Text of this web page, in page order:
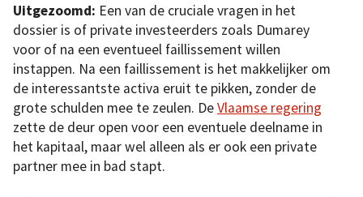
Uitgezoomd: Een van de cruciale vragen in het
dossier is of private investeerders zoals Dumarey
voor of na een eventueel faillissement willen
instappen. Na een faillissement is het makkelijker om
de interessantste activa eruit te pikken, zonder de
grote schulden mee te zeulen. DeVlaamse regering
zette de deur open voor een eventuele deelname in
het kapitaal, maar wel alleen als er ook een private
partner mee in bad stapt.